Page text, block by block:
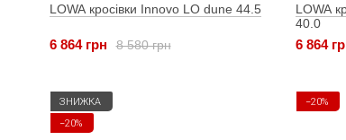
LOWA кросівки Innovo LO dune 44.5
8 580 грн
6 864 грн
LOWA
40.0
6 864
ЗНИЖКА
−20%
−20%